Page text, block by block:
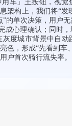
户首次骑行流失率。